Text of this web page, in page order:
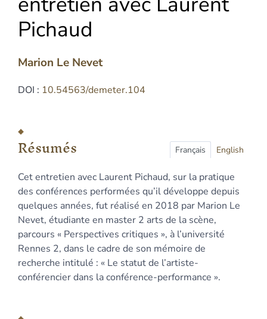
Pichaud
Marion Le Nevet
DOI : 10.54563/demeter.104
Index
Texte
Citer cet article
Auteur
Résumés Français English
Cet entretien avec Laurent Pichaud, sur la pratique
des conférences performées qu’il développe depuis
quelques années, fut réalisé en 2018 par Marion Le
Nevet, étudiante en master 2 arts de la scène,
parcours « Perspectives critiques », à l’université
Rennes 2, dans le cadre de son mémoire de
recherche intitulé : « Le statut de l’artiste-
conférencier dans la conférence-performance ».